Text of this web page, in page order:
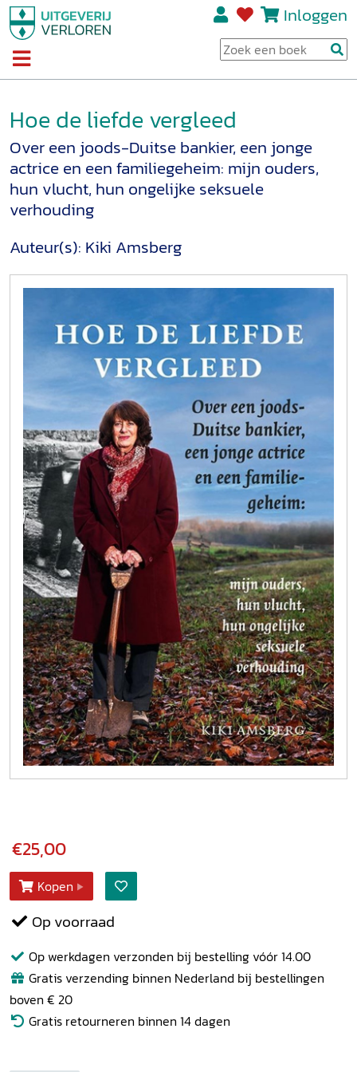
Inloggen
Hoe de liefde vergleed
Over een joods-Duitse bankier, een jonge
actrice en een familiegeheim: mijn ouders,
hun vlucht, hun ongelijke seksuele
verhouding
Auteur(s): Kiki Amsberg
€25,00
Kopen
Op voorraad
Op werkdagen verzonden bij bestelling vóór 14.00
Gratis verzending binnen Nederland bij bestellingen
boven € 20
Gratis retourneren binnen 14 dagen